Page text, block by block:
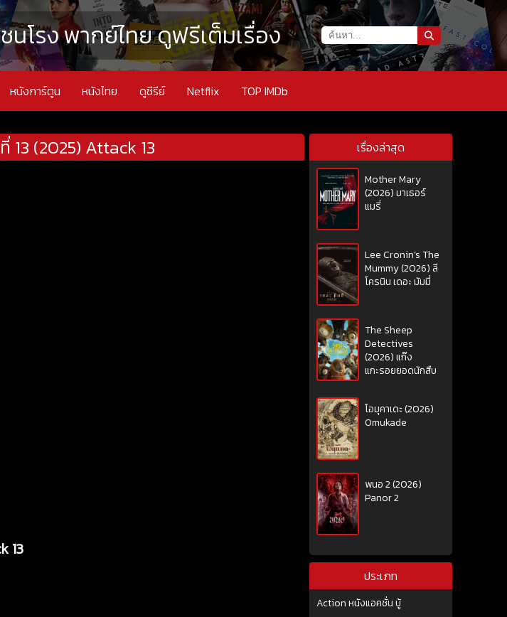
โรง พากย์ไทย ดูฟรีเต็มเรื่อง
หนังการ์ตูน หนังไทย ดูซีรีย์ Netflix TOP IMDb
(2025) Attack 13
13
เรื่องล่าสุด
Mother Mary
(2026) มาเธอร์
แมรี่
Lee Cronin’s The
Mummy (2026) ลี
โครนิน เดอะ มัมมี่
The Sheep
Detectives
(2026) แก๊ง
แกะรอยยอดนักสืบ
โอมุคาเดะ (2026)
Omukade
พนอ 2 (2026)
Panor 2
ประเภท
Action หนังแอคชั่น บู้